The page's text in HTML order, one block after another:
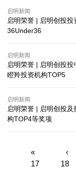
启明新闻
启明荣誉 | 启明创投
36Under36
启明新闻
启明荣誉 | 启明创投
瞪羚投资机构TOP5
启明新闻
启明荣誉 | 启明创投
构TOP4等奖项
«
‹
17
18